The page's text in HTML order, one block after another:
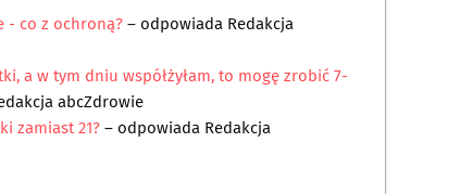
- co z ochroną?– odpowiada Redakcja
a w tym dniu współżyłam, to mogę zrobić 7-
abcZdrowie
zamiast 21?– odpowiada Redakcja